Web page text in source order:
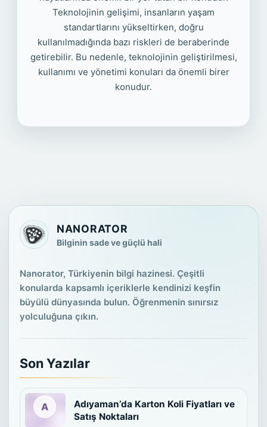
Teknolojinin gelişimi, insanların yaşam
standartlarını yükseltirken, doğru
kullanılmadığında bazı riskleri de beraberinde
getirebilir. Bu nedenle, teknolojinin geliştirilmesi,
kullanımı ve yönetimi konuları da önemli birer
konudur.
NANORATOR
Bilginin sade ve güçlü hali
Nanorator, Türkiyenin bilgi hazinesi. Çeşitli
konularda kapsamlı içeriklerle kendinizi keşfin
büyülü dünyasında bulun. Öğrenmenin sınırsız
yolculuğuna çıkın.
Son Yazılar
Adıyaman’da Karton Koli Fiyatları ve
Satış Noktaları